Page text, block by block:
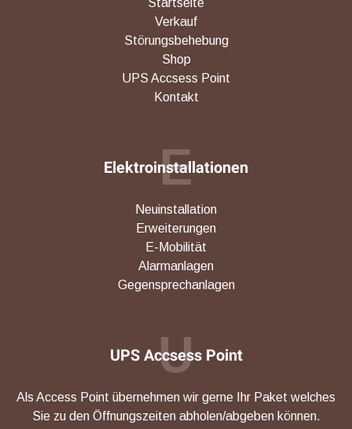
Startseite
Verkauf
Störungsbehebung
Shop
UPS Accsess Point
Kontakt
Elektroinstallationen
E
Neuinstallation
Erweiterungen
E-Mobilität
Alarmanlagen
Gegensprechanlagen
UPS Accsess Point
U
Als Access Point übernehmen wir gerne Ihr Paket welches
Sie zu den Öffnungszeiten abholen/abgeben können.